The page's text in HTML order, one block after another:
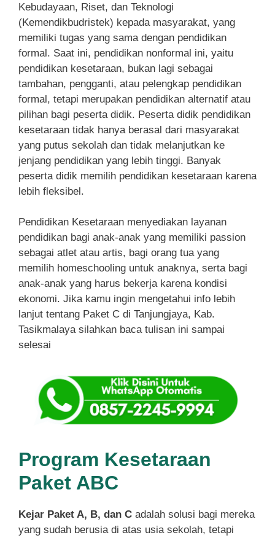
Kebudayaan, Riset, dan Teknologi
(Kemendikbudristek) kepada masyarakat, yang
memiliki tugas yang sama dengan pendidikan
formal. Saat ini, pendidikan nonformal ini, yaitu
pendidikan kesetaraan, bukan lagi sebagai
tambahan, pengganti, atau pelengkap pendidikan
formal, tetapi merupakan pendidikan alternatif atau
pilihan bagi peserta didik. Peserta didik pendidikan
kesetaraan tidak hanya berasal dari masyarakat
yang putus sekolah dan tidak melanjutkan ke
jenjang pendidikan yang lebih tinggi. Banyak
peserta didik memilih pendidikan kesetaraan karena
lebih fleksibel.
Pendidikan Kesetaraan menyediakan layanan
pendidikan bagi anak-anak yang memiliki passion
sebagai atlet atau artis, bagi orang tua yang
memilih homeschooling untuk anaknya, serta bagi
anak-anak yang harus bekerja karena kondisi
ekonomi. Jika kamu ingin mengetahui info lebih
lanjut tentang Paket C di Tanjungjaya, Kab.
Tasikmalaya silahkan baca tulisan ini sampai
selesai
Program Kesetaraan
Paket ABC
Kejar Paket A, B, dan C adalah solusi bagi mereka
yang sudah berusia di atas usia sekolah, tetapi